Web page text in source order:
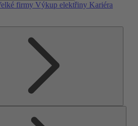
firmy Výkup elektřiny Kariéra